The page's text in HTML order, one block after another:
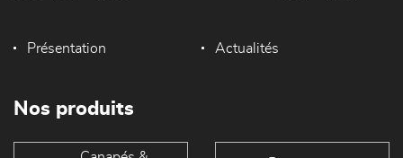
Présentation Actualités
Nos produits